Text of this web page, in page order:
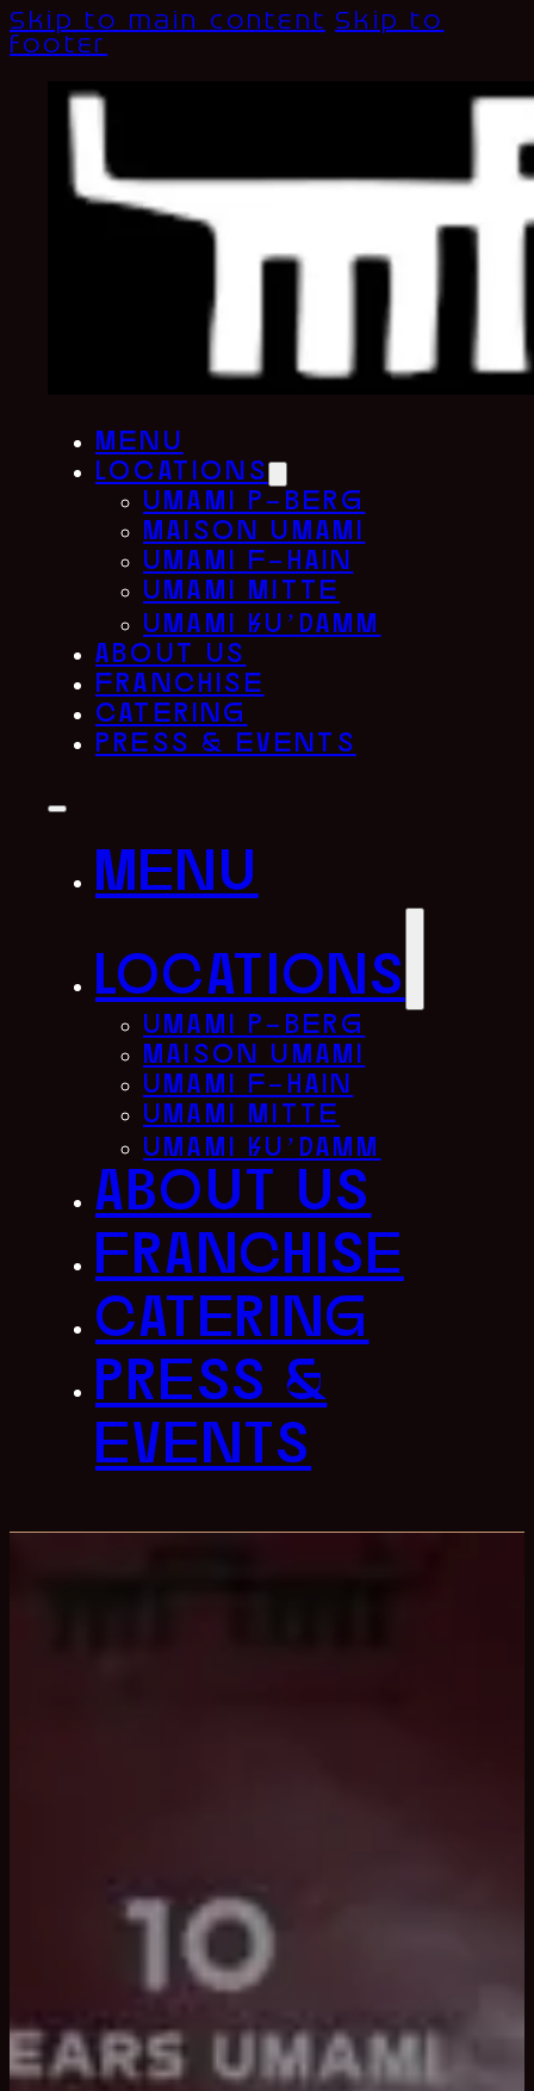
Skip to main content Skip to
footer
menu
locations
umami p-berg
maison umami
umami f-hain
umami mitte
umami ku’damm
about us
franchise
catering
press & events
menu
locations
umami p-berg
maison umami
umami f-hain
umami mitte
umami ku’damm
about us
franchise
catering
press &
events